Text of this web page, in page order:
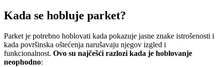
Kada se hobluje parket?
Parket je potrebno hoblovati kada pokazuje jasne znake istrošenosti i
kada površinska oštećenja narušavaju njegov izgled i
funkcionalnost. Ovo su najčešći razlozi kada je hoblovanje
neophodno: